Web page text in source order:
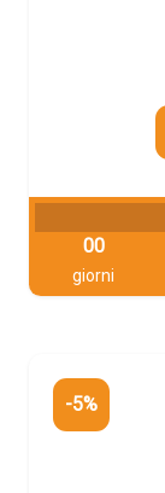
00
giorni
-5%